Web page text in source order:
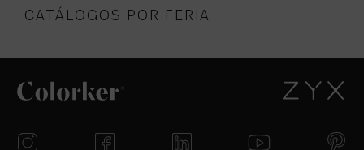
CATÁLOGOS POR FERIA